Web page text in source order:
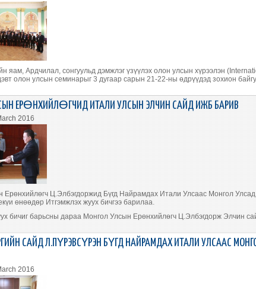
яам, Ардчилал, сонгуульд дэмжлэг үзүүлэх олон улсын хүрээлэн
олон улсын семинарыг 3 дугаар сарын 21-22-ны өдрүүдэд зохион
ЕРӨНХИЙЛӨГЧИД ИТАЛИ УЛСЫН ЭЛЧИН САЙД ИЖБ БАРИВ
2016
Ерөнхийлөгч Ц.Элбэгдоржид Бүгд Найрамдах Итали Улсаас Монгол
өнөөдөр Итгэмжлэх жуух бичгээ барилаа.
бичиг барьсны дараа Монгол Улсын Ерөнхийлөгч Ц.Элбэгдорж Элчин
САЙД Л.ПҮРЭВСҮРЭН БҮГД НАЙРАМДАХ ИТАЛИ УЛСААС
2016